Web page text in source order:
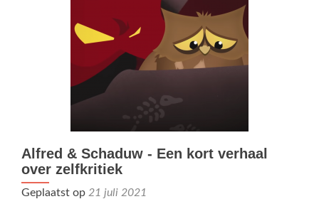
Alfred & Schaduw - Een kort verhaal
over zelfkritiek
Geplaatst op 21 juli 2021